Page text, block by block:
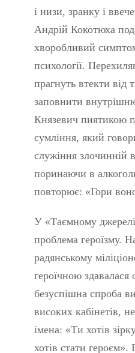
і низи, зранку і
Андрій Кокотюха
хворобливий
психології.
прагнуть втекти від
заповнити
Князевич пиятикою
сумління, який
служіння злочинній
поринаючи в
повторює: «Гори
У «Таємному
проблема героїзму.
радянському
героїчною
безуспішна спроба
високих кабінетів,
імена: «Ти хотів
хотів стати героєм».